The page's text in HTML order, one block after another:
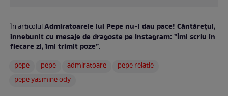
În articolulAdmiratoarele lui Pepe nu-i dau pace! Cântărețul,
înnebunit cu mesaje de dragoste pe Instagram: ”Îmi scriu în
fiecare zi, îmi trimit poze”:
pepe
pepe admiratoare
pepe relatie
pepe yasmine ody